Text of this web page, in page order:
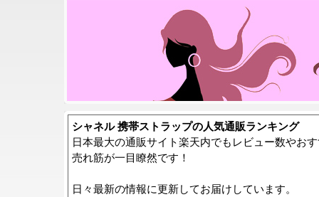
シャネル 携帯ストラップの人気通販ランキング
日本最大の通販サイト楽天内でもレビュー数やお
売れ筋が一目瞭然です！
日々最新の情報に更新してお届けしています。